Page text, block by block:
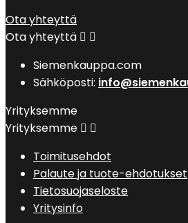
Ota yhteyttä
Ota yhteyttä  
Siemenkauppa.com
Sähköposti:
Yrityksemme
Yrityksemme  
Toimitusehdot
Palaute ja tuote-ehdotukset
Tietosuojaseloste
Yritysinfo